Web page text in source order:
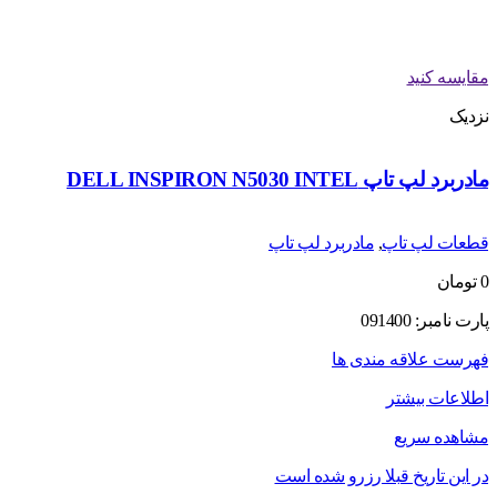
مقایسه کنید
نزدیک
مادربرد لپ تاپ DELL INSPIRON N5030 INTEL
قطعات لپ تاپ, مادربرد لپ تاپ
0 تومان
پارت نامبر: 091400
فهرست علاقه مندی ها
اطلاعات بیشتر
مشاهده سریع
در این تاریخ قبلا رزرو شده است